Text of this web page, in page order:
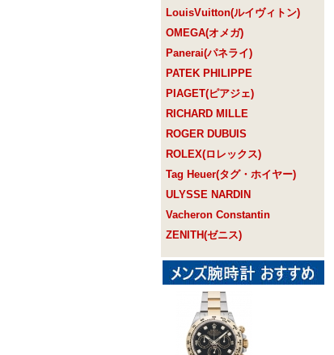
LouisVuitton(ルイヴィトン)
OMEGA(オメガ)
Panerai(パネライ)
PATEK PHILIPPE
PIAGET(ピアジェ)
RICHARD MILLE
ROGER DUBUIS
ROLEX(ロレックス)
Tag Heuer(タグ・ホイヤー)
ULYSSE NARDIN
Vacheron Constantin
ZENITH(ゼニス)